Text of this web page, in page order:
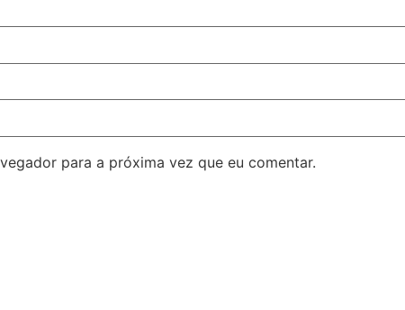
para a próxima vez que eu comentar.